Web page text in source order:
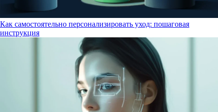
Как самостоятельно персонализировать уход: пошаговая
инструкция